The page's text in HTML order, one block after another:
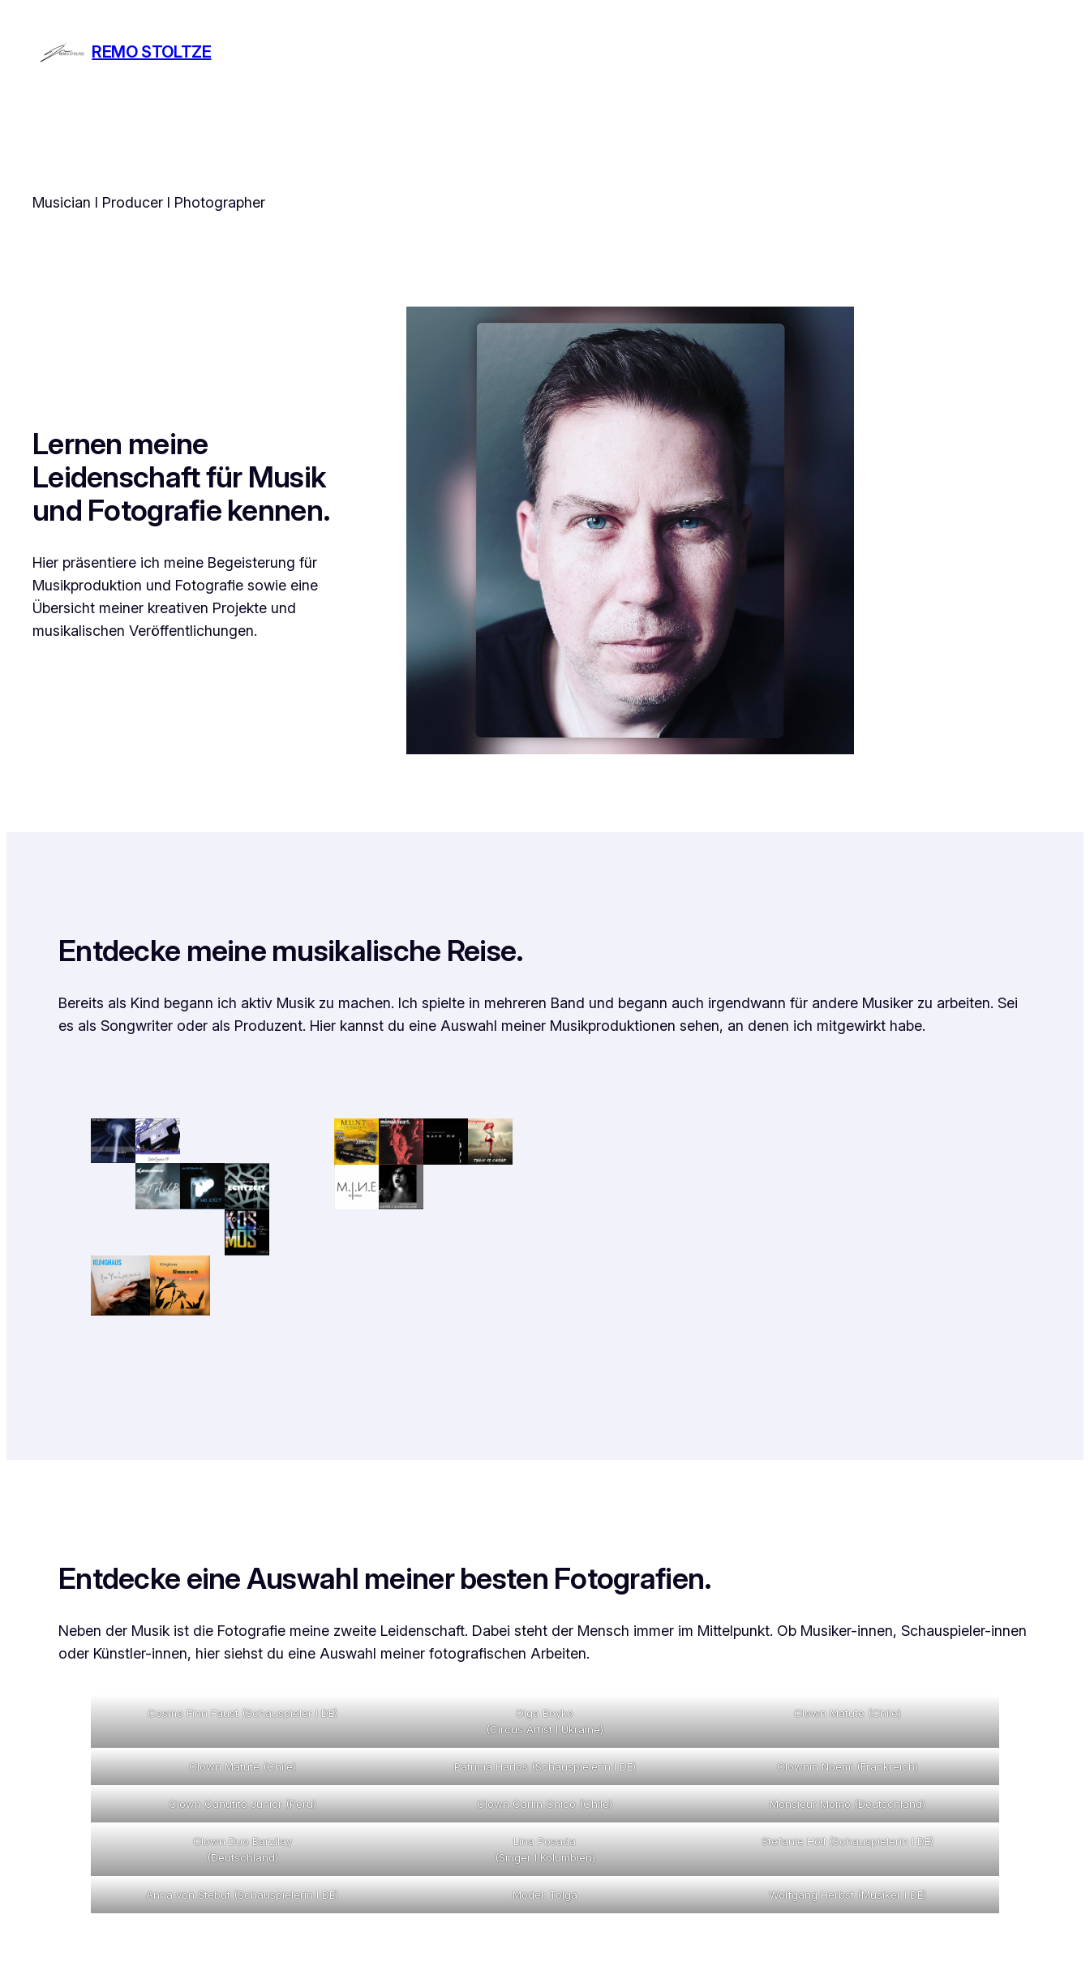
springen
REMO STOLTZE
Musician I Producer I Photographer
Lernen meine
Leidenschaft für Musik
und Fotografie kennen.
Hier präsentiere ich meine Begeisterung für
Musikproduktion und Fotografie sowie eine
Übersicht meiner kreativen Projekte und
musikalischen Veröffentlichungen.
Entdecke meine musikalische Reise.
Bereits als Kind begann ich aktiv Musik zu machen. Ich spielte in mehreren Band und begann auch irgendwann für andere Musiker zu arbeiten. Sei
es als Songwriter oder als Produzent. Hier kannst du eine Auswahl meiner Musikproduktionen sehen, an denen ich mitgewirkt habe.
Entdecke eine Auswahl meiner besten Fotografien.
Neben der Musik ist die Fotografie meine zweite Leidenschaft. Dabei steht der Mensch immer im Mittelpunkt. Ob Musiker-innen, Schauspieler-innen
oder Künstler-innen, hier siehst du eine Auswahl meiner fotografischen Arbeiten.
Cosmo Finn Faust (Schauspieler I DE)
Olga Boyko
(Circus Artist I Ukraine)
Clown Matute (Chile)
Clown Matute (Chile) Patricia Harlos (Schauspielerin I DE) Clownin Noemi (Frankreich)
Clown Canutito Junior (Peru) Clown Carlin Chico (Chile) Monsieur Momo (Deutschland)
Clown Duo Barzilay
(Deutschland)
Lina Posada
(Singer I Kolumbien)
Stefanie Höll (Schauspielerin I DE)
Anna von Stebut (Schauspielerin I DE) Model: Tolga Wolfgang Herbst (Musiker I DE)